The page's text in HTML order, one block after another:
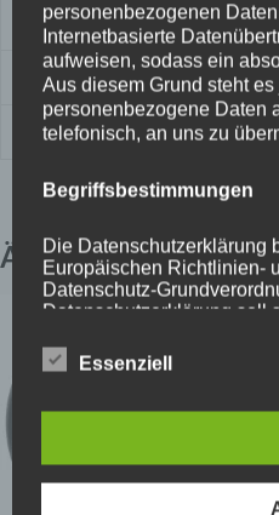
Nabenbohrung
PCD
Traglast 720
Ähnliche Produkte
personenbezogenen
Internetbasierte
aufweisen, sodass ein
Aus diesem Grund steht
personenbezogene Daten
telefonisch, an uns zu
Begriffsbestimmungen
Die Datenschutzerklärung
Europäischen Richtlinien-
Datenschutz-
Datenschutzerklärung soll
dies zu gewährleisten,
Begrifflichkeiten erläutern.
Wir verwenden in dieser
Essenziell